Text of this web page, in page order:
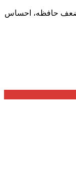
ضعف حافظه، احساس